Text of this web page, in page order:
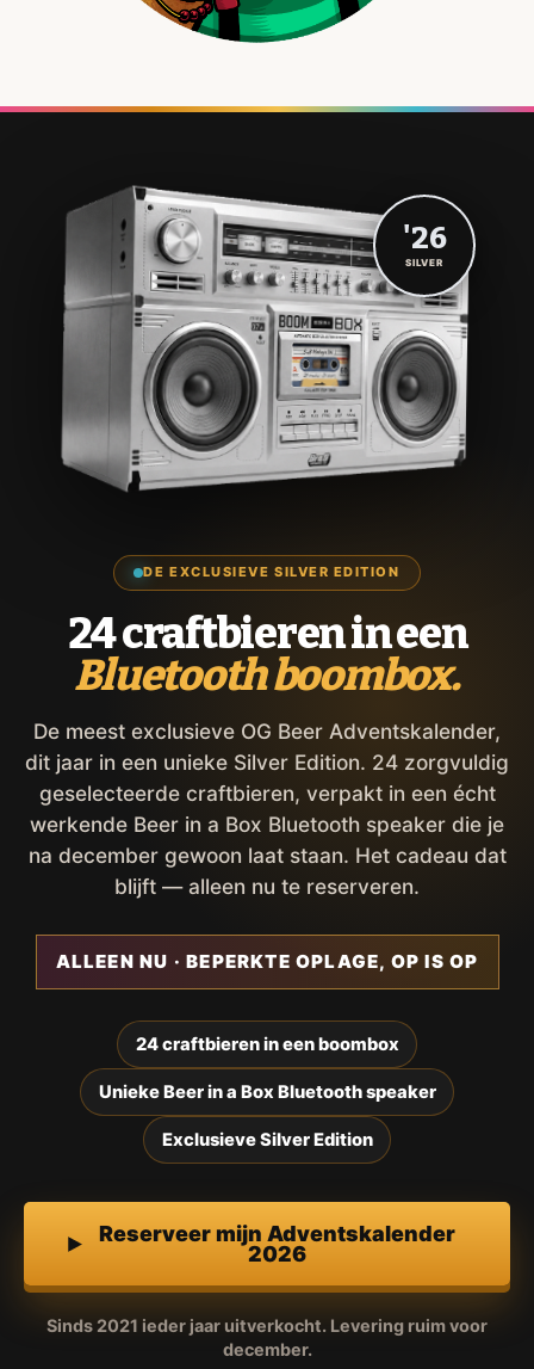
DE EXCLUSIEVE SILVER EDITION
24 craftbieren in een
Bluetooth boombox.
De meest exclusieve OG Beer Adventskalender,
dit jaar in een unieke Silver Edition. 24 zorgvuldig
geselecteerde craftbieren, verpakt in een écht
werkende Beer in a Box Bluetooth speaker die je
na december gewoon laat staan. Het cadeau dat
blijft — alleen nu te reserveren.
ALLEEN NU · BEPERKTE OPLAGE, OP IS OP
24 craftbieren in een boombox
Unieke Beer in a Box Bluetooth speaker
Exclusieve Silver Edition
Reserveer mijn Adventskalender
2026
Sinds 2021 ieder jaar uitverkocht. Levering ruim voor
december.
'26
SILVER